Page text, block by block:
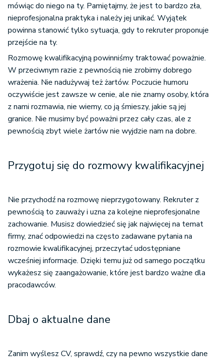
mówiąc do niego na ty. Pamiętajmy, że jest to bardzo zła,
nieprofesjonalna praktyka i należy jej unikać. Wyjątek
powinna stanowić tylko sytuacja, gdy to rekruter proponuje
przejście na ty.
Rozmowę kwalifikacyjną powinniśmy traktować poważnie.
W przeciwnym razie z pewnością nie zrobimy dobrego
wrażenia. Nie nadużywaj też żartów. Poczucie humoru
oczywiście jest zawsze w cenie, ale nie znamy osoby, która
z nami rozmawia, nie wiemy, co ją śmieszy, jakie są jej
granice. Nie musimy być poważni przez cały czas, ale z
pewnością zbyt wiele żartów nie wyjdzie nam na dobre.
Przygotuj się do rozmowy kwalifikacyjnej
Nie przychodź na rozmowę nieprzygotowany. Rekruter z
pewnością to zauważy i uzna za kolejne nieprofesjonalne
zachowanie. Musisz dowiedzieć się jak najwięcej na temat
firmy, znać odpowiedzi na często zadawane pytania na
rozmowie kwalifikacyjnej, przeczytać udostępniane
wcześniej informacje. Dzięki temu już od samego początku
wykażesz się zaangażowanie, które jest bardzo ważne dla
pracodawców.
Dbaj o aktualne dane
Zanim wyślesz CV, sprawdź, czy na pewno wszystkie dane